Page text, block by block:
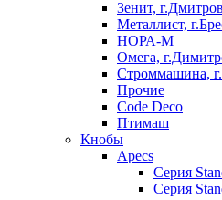
Зенит,
Металлист,
НОРА-М
Омега,
Строммашина,
Прочие
Code Deco
Птимаш
Кнобы
Apecs
Серия
Серия